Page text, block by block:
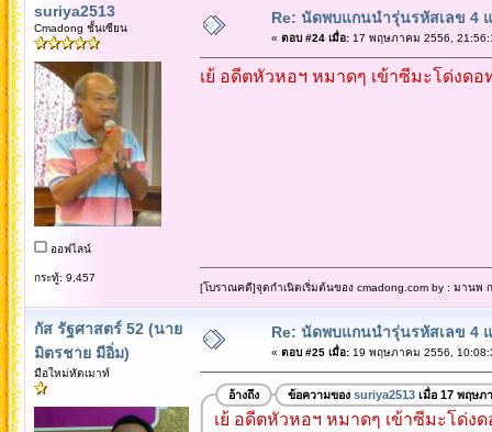
suriya2513
Cmadong ชั้นเซียน
ออฟไลน์
กระทู้: 9,457
Re: นัดพบแกนนำรุ่นรหัสเลข 4
« ตอบ #24 เมื่อ:17 พฤษภาคม 2556,
เย้ อดีตหัวหอฯ หมาดๆ เข้าซีมะโด่งด
[โบราณคดี]จุดกำเนิดเริ่มต้นของ cmadong.com by : มานพ
กัส รัฐศาสตร์ 52 (นาย
มิตรชาย มีอิ่ม)
มือใหม่หัดเมาท์
Re: นัดพบแกนนำรุ่นรหัสเลข 4
« ตอบ #25 เมื่อ:19 พฤษภาคม 2556,
อ้างถึง ข้อความของ suriya2513เมื่อ 17 พฤษภ
เย้ อดีตหัวหอฯ หมาดๆ เข้าซีมะโด่ง